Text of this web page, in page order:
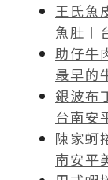
王氏魚
魚肚︱
助仔牛
最早的
銀波布
台南安
陳家蚵
南安平